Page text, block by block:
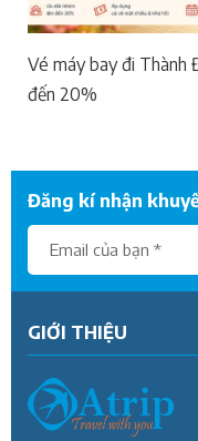
Vé máy bay đi Thành
đến 20%
Đăng kí nhận
GIỚI THIỆU